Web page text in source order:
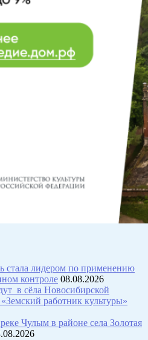
стала лидером по применению
контроле 08.08.2026
в сёла Новосибирской
работник культуры»
Чулым в районе села Золотая